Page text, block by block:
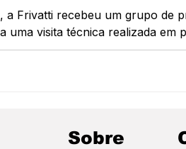
a Frivatti recebeu um grupo de
uma visita técnica realizada em
as empresas alemãs
de atividades voltado à
Sobre